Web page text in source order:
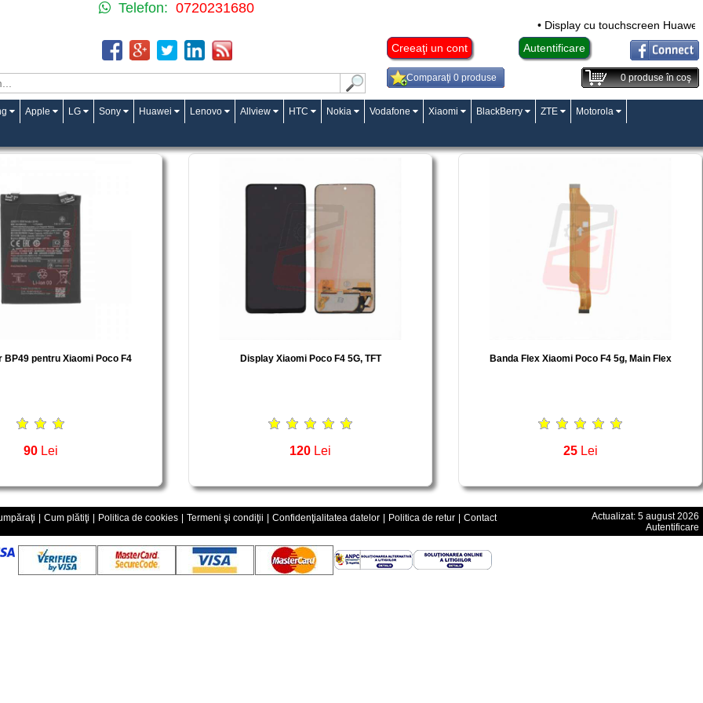
Telefon: 0720231680
• Display cu touchscreen Huawei
Creeaţi un cont
Autentificare
Comparaţi 0 produse 0produse în coş
Apple LG Sony Huawei Lenovo Allview HTC Nokia Vodafone Xiaomi BlackBerry ZTE Motorola
BP49 pentru Xiaomi Poco F4
90 Lei
Display Xiaomi Poco F4 5G, TFT
120 Lei
Banda Flex Xiaomi Poco F4 5g, Main Flex
25 Lei
| Cum plătiţi | Politica de cookies | Termeni şi condiţii | Confidenţialitatea datelor | Politica de retur | Contact
Actualizat: 5 august 2026
Autentificare